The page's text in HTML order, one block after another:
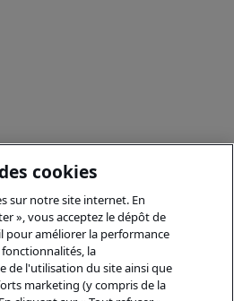
cookies
sur notre site internet. En
», vous acceptez le dépôt de
pour améliorer la performance
la
de l'utilisation du site ainsi que
marketing (y compris de la